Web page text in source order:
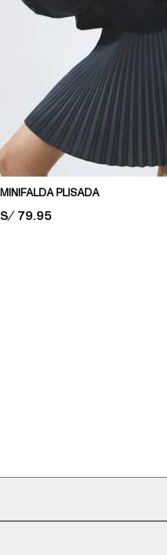
MINIFALDA PLISADA
PRICE:
S/ 79.95